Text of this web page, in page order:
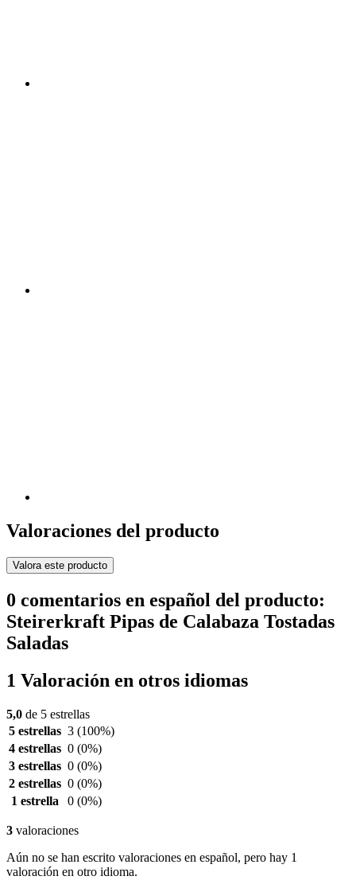
Valoraciones del producto
Valora este producto
0 comentarios en español del producto:
Steirerkraft Pipas de Calabaza Tostadas
Saladas
1 Valoración en otros idiomas
5,0 de 5 estrellas
5 estrellas 3 (100%)
4 estrellas 0 (0%)
3 estrellas 0 (0%)
2 estrellas 0 (0%)
1 estrella
0 (0%)
3 valoraciones
Aún no se han escrito valoraciones en español, pero hay 1
valoración en otro idioma.